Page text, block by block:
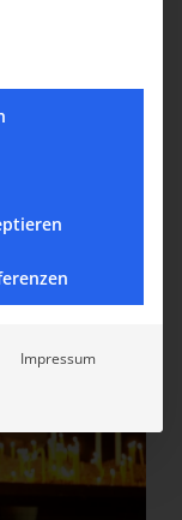
Impressum